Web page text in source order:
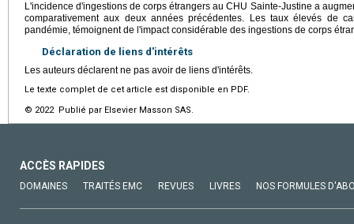
L'incidence d'ingestions de corps étrangers au CHU Sainte-Justine a
comparativement aux deux années précédentes. Les taux élevés de
pandémie, témoignent de l'impact considérable des ingestions de corps
Déclaration de liens d'intérêts
Les auteurs déclarent ne pas avoir de liens d'intérêts.
Le texte complet de cet article est disponible en PDF.
© 2022 Publié par Elsevier Masson SAS.
ACCÈS RAPIDES
DOMAINES TRAITÉS EMC REVUES LIVRES NOS FORMULES